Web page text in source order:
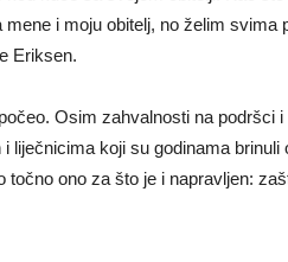
i moju obitelj, no želim svima
Eriksen.
Osim zahvalnosti na podršci
liječnicima koji su godinama
ono za što je i napravljen: